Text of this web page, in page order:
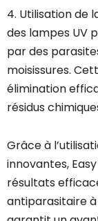
4. Utilisation de
des lampes UV
par des
moisissures.
élimination
résidus
Grâce à
innovantes,
résultats
antiparasitaire